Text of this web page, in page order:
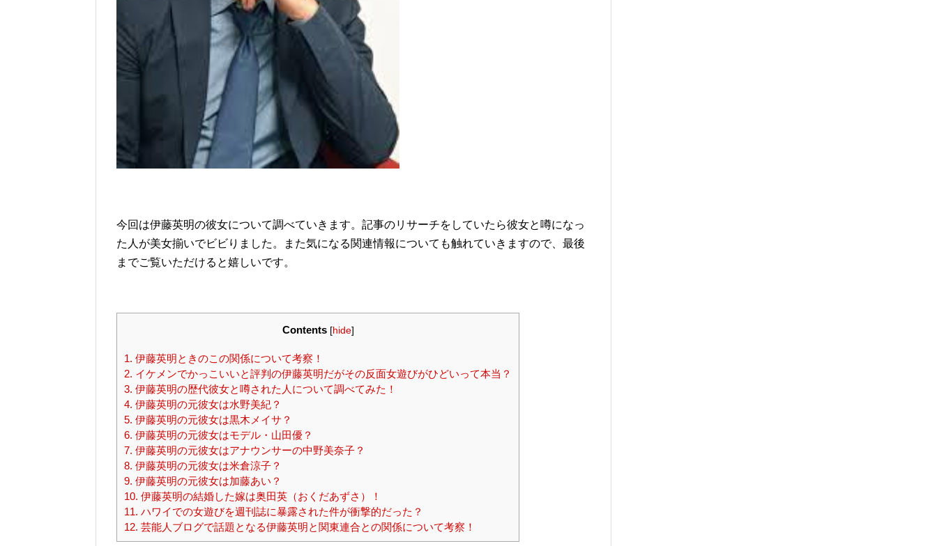
今回は伊藤英明の彼女について調べていきます。記事のリサーチをしていたら彼女と噂になっ
た人が美女揃いでビビりました。また気になる関連情報についても触れていきますので、最後
までご覧いただけると嬉しいです。
Contents [hide]
1. 伊藤英明ときのこの関係について考察！
2. イケメンでかっこいいと評判の伊藤英明だがその反面女遊びがひどいって本当？
3. 伊藤英明の歴代彼女と噂された人について調べてみた！
4. 伊藤英明の元彼女は水野美紀？
5. 伊藤英明の元彼女は黒木メイサ？
6. 伊藤英明の元彼女はモデル・山田優？
7. 伊藤英明の元彼女はアナウンサーの中野美奈子？
8. 伊藤英明の元彼女は米倉涼子？
9. 伊藤英明の元彼女は加藤あい？
10. 伊藤英明の結婚した嫁は奥田英（おくだあずさ）！
11. ハワイでの女遊びを週刊誌に暴露された件が衝撃的だった？
12. 芸能人ブログで話題となる伊藤英明と関東連合との関係について考察！